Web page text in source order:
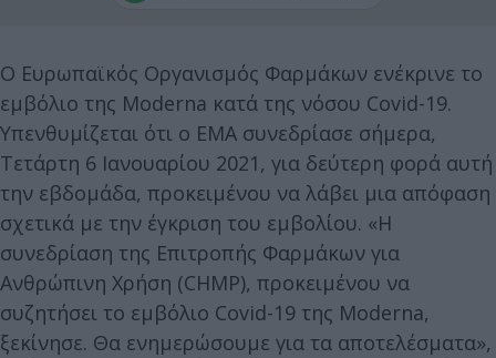
Ο Ευρωπαϊκός Οργανισμός Φαρμάκων ενέκρινε το
εμβόλιο της Moderna κατά της νόσου Covid-19.
Υπενθυμίζεται ότι ο ΕΜΑ συνεδρίασε σήμερα,
Τετάρτη 6 Ιανουαρίου 2021, για δεύτερη φορά αυτή
την εβδομάδα, προκειμένου να λάβει μια απόφαση
σχετικά με την έγκριση του εμβολίου. «Η
συνεδρίαση της Επιτροπής Φαρμάκων για
Ανθρώπινη Χρήση (CHMP), προκειμένου να
συζητήσει το εμβόλιο Covid-19 της Moderna,
ξεκίνησε. Θα ενημερώσουμε για τα αποτελέσματα»,